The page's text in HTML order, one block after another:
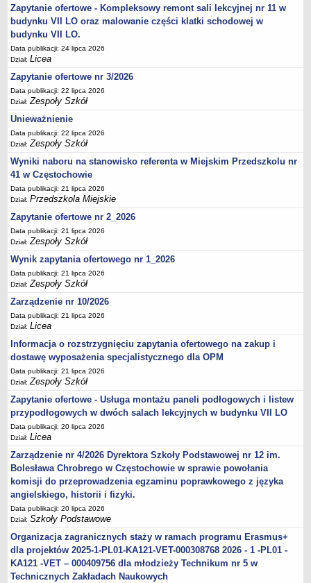
Zapytanie ofertowe - Kompleksowy remont sali lekcyjnej nr 11 w
budynku VII LO oraz malowanie części klatki schodowej w
budynku VII LO.
Data publikacji: 24 lipca 2026
Dział:Licea
Zapytanie ofertowe nr 3/2026
Data publikacji: 22 lipca 2026
Dział:Zespoły Szkół
Unieważnienie
Data publikacji: 22 lipca 2026
Dział:Zespoły Szkół
Wyniki naboru na stanowisko referenta w Miejskim Przedszkolu nr
41 w Częstochowie
Data publikacji: 21 lipca 2026
Dział:Przedszkola Miejskie
Zapytanie ofertowe nr 2_2026
Data publikacji: 21 lipca 2026
Dział:Zespoły Szkół
Wynik zapytania ofertowego nr 1_2026
Data publikacji: 21 lipca 2026
Dział:Zespoły Szkół
Zarządzenie nr 10/2026
Data publikacji: 21 lipca 2026
Dział:Licea
Informacja o rozstrzygnięciu zapytania ofertowego na zakup i
dostawę wyposażenia specjalistycznego dla OPM
Data publikacji: 21 lipca 2026
Dział:Zespoły Szkół
Zapytanie ofertowe - Usługa montażu paneli podłogowych i listew
przypodłogowych w dwóch salach lekcyjnych w budynku VII LO
Data publikacji: 20 lipca 2026
Dział:Licea
Zarządzenie nr 4/2026 Dyrektora Szkoły Podstawowej nr 12 im.
Bolesława Chrobrego w Częstochowie w sprawie powołania
komisji do przeprowadzenia egzaminu poprawkowego z języka
angielskiego, historii i fizyki.
Data publikacji: 20 lipca 2026
Dział:Szkoły Podstawowe
Organizacja zagranicznych staży w ramach programu Erasmus+
dla projektów 2025-1-PL01-KA121-VET-000308768 2026 - 1 -PL01 -
KA121 -VET – 000409756 dla młodzieży Technikum nr 5 w
Technicznych Zakładach Naukowych